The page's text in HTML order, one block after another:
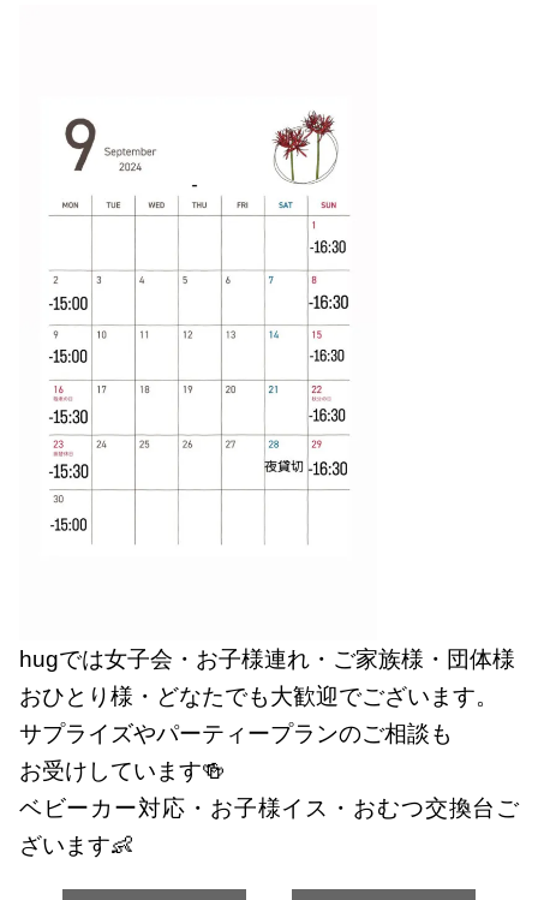
hugでは女子会・お子様連れ・ご家族様・団体様
おひとり様・どなたでも大歓迎でございます。
サプライズやパーティープランのご相談も
お受けしています🍻
ベビーカー対応・お子様イス・おむつ交換台ご
ざいます👶